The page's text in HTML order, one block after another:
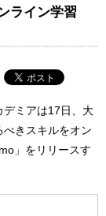
ライン学習
デミアは17日、大
きスキルをオン
」をリリースす